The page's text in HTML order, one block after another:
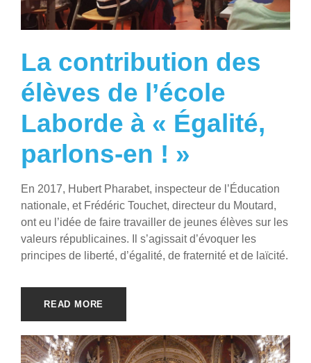
La contribution des
élèves de l’école
Laborde à « Égalité,
parlons-en ! »
En 2017, Hubert Pharabet, inspecteur de l’Éducation
nationale, et Frédéric Touchet, directeur du Moutard,
ont eu l’idée de faire travailler de jeunes élèves sur les
valeurs républicaines. Il s’agissait d’évoquer les
principes de liberté, d’égalité, de fraternité et de laïcité.
READ MORE